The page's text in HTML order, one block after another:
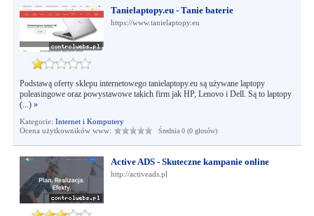
Tanielaptopy.eu - Tanie baterie
https://www.tanielaptopy.eu
Podstawą oferty sklepu internetowego tanielaptopy.eu są używane laptopy
poleasingowe oraz powystawowe takich firm jak HP, Lenovo i Dell. Są to laptopy
(...) »
Kategorie: Internet i Komputery
Ocena użytkowników www:
Średnia 0 (0 głosów)
Active ADS - Skuteczne kampanie online
http://activeads.pl